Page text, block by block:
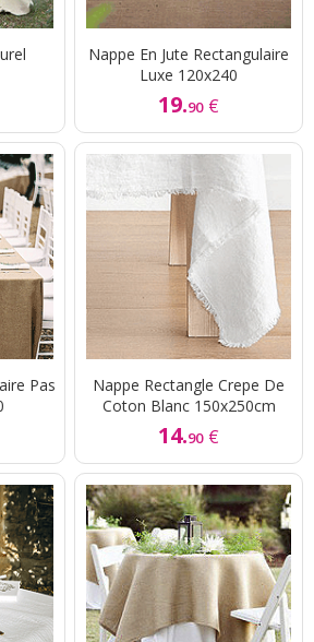
Nappe En Jute Rectangulaire
Luxe 120x240
19.90 €
Pas
Nappe Rectangle Crepe De
Coton Blanc 150x250cm
14.90 €